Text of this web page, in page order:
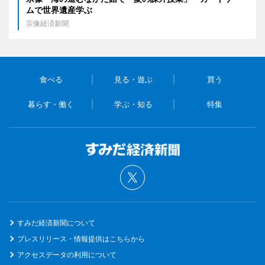
ムで世界遺産学ぶ
宗像経済新聞
食べる 見る・遊ぶ 買う
暮らす・働く 学ぶ・知る 特集
すみだ経済新聞について
プレスリリース・情報提供はこちらから
アクセスデータの利用について